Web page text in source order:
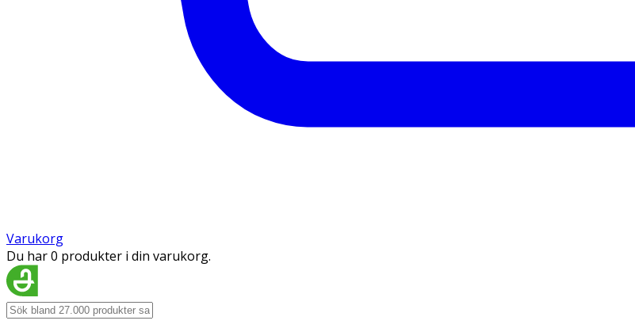
Varukorg
Du har 0 produkter i din varukorg.